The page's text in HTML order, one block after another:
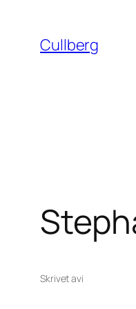
innehåll
Cullberg
Skrivet avi